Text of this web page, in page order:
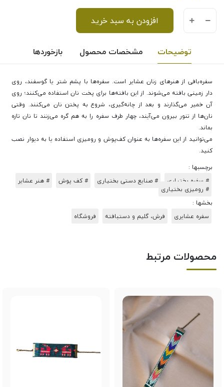
افزودن به سبد خرید
توضیحات مشخصات محصول بازخوردها
سفره‌بافی از هنرهای زنان عشایر است. سفره‌ها با پشم شتر یا گوسفند، روی
دار زمینی بافته می‌شوند. از این بافته‌ها برای پخت نان استفاده می‌کنند؛ روی
آن خمیر می‌گذارند و بعد از چانه‌گیری، شروع به پختن نان می‌کنند. وقتی
نان‌ها از تنور بیرون می‌آیند، چهار طرف سفره را به هم گره می‌زنند تا نان تازه
بماند.
می‌توانید از این سفره‌ها به عنوان کف‌پوش و رومیزی استفاده یا به دیوار نصب
کنید.
برچسبها :
# سفره بختیاری
# صنایع دستی بختیاری # کف پوش
# هنر عشایر
# رومیزی بختیاری
بخشها :
سفره عشایری
فرش، گلیم و دستبافته فروشگاه
محصولات مرتبط